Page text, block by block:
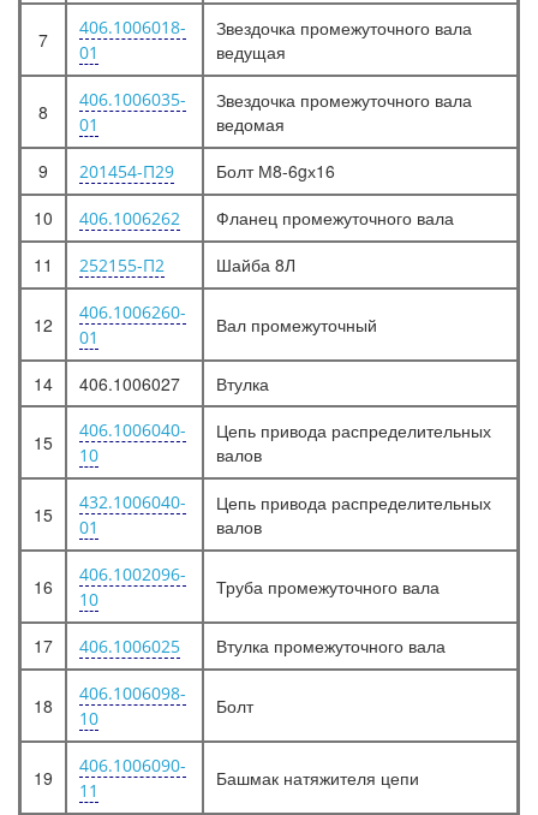
7
406.1006018-
01
Звездочка промежуточного вала
ведущая
8
406.1006035-
01
Звездочка промежуточного вала
ведомая
9
201454-П29
Болт М8-6gх16
10
406.1006262
Фланец промежуточного вала
11
252155-П2 Шайба 8Л
12
406.1006260-
01
Вал промежуточный
14 406.1006027 Втулка
15
406.1006040-
10
Цепь привода распределительных
валов
15
432.1006040-
01
Цепь привода распределительных
валов
16
406.1002096-
10
Труба промежуточного вала
17 406.1006025 Втулка промежуточного вала
18
406.1006098-
10
Болт
19
406.1006090-
11
Башмак натяжителя цепи